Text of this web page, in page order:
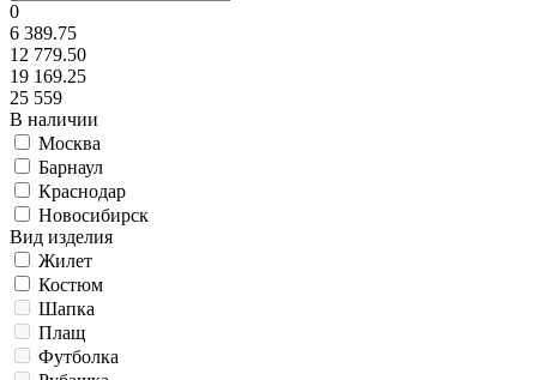
0
6 389.75
12 779.50
19 169.25
25 559
В наличии
Москва
Барнаул
Краснодар
Новосибирск
Вид изделия
Жилет
Костюм
Шапка
Плащ
Футболка